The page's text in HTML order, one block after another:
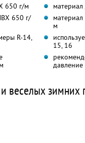
650 г/м
650 г/
R-14,
м
15, 16
веселых зимних